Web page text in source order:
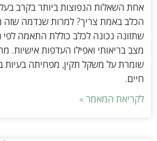
אחת השאלות הנפוצות ביותר בקרב
הכלב באמת צריך? למרות שנדמה
שתזונה נכונה לכלב כוללת התאמה לפי
מצב בריאותי ואפילו העדפות אישיות.
שומרת על משקל תקין, מפחיתה בעיות
חיים.
לקריאת המאמר »